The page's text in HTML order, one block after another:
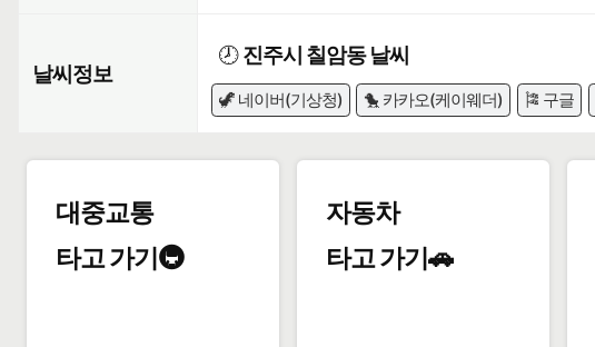
날씨정보
🕗진주시 칠암동 날씨
🦖 네이버(기상청) 🐤 카카오(케이웨더) 🎏 구글
대중교통
타고 가기🚇
자동차
타고 가기🚗